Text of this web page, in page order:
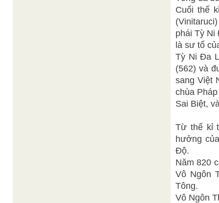
Cuối thế
phái Tỳ
là sư tổ
Tỳ Ni Ða
(562) và
sang Việt
chùa
Sai Biệt,
Từ thế kỉ
hưởng
Độ.
Năm 820
Vô Ngôn
Tông.
Vô Ngôn